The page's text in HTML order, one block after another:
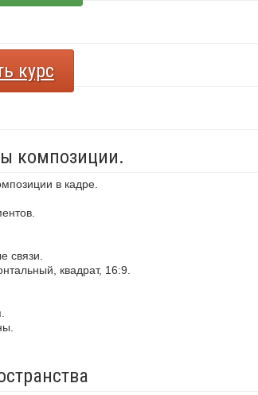
курс
композиции.
в кадре.
связи.
квадрат, 16:9.